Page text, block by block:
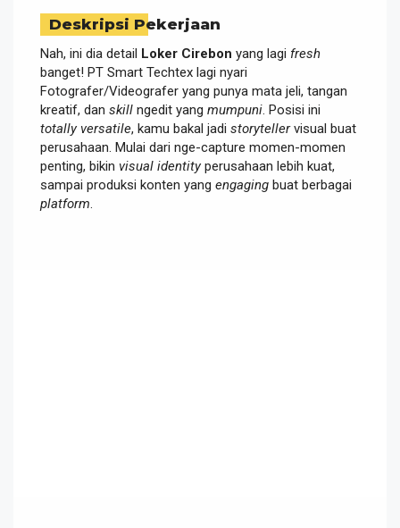
Deskripsi Pekerjaan
Nah, ini dia detail Loker Cirebon yang lagi fresh
banget! PT Smart Techtex lagi nyari
Fotografer/Videografer yang punya mata jeli, tangan
kreatif, dan skill ngedit yang mumpuni . Posisi ini
totally versatile, kamu bakal jadi storytellervisual buat
perusahaan. Mulai dari nge-capture momen-momen
penting, bikin visual identityperusahaan lebih kuat,
sampai produksi konten yang engaging buat berbagai
platform